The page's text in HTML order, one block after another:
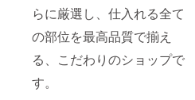
らに厳選し、仕入れる全て
の部位を最高品質で揃え
る、こだわりのショップで
す。